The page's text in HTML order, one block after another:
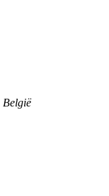
België